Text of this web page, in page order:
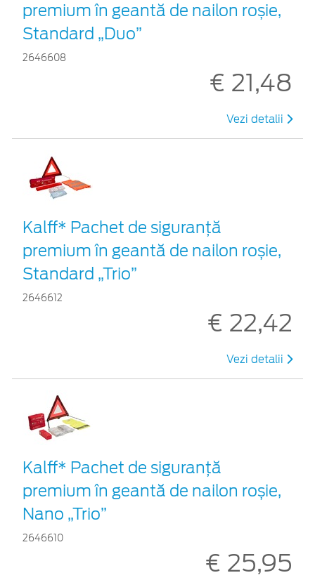
premium în geantă de nailon roșie,
Standard „Duo”
2646608
€ 21,48
Vezi detalii
Kalff* Pachet de siguranţă
premium în geantă de nailon roșie,
Standard „Trio”
2646612
€ 22,42
Vezi detalii
Kalff* Pachet de siguranţă
premium în geantă de nailon roșie,
Nano „Trio”
2646610
€ 25,95